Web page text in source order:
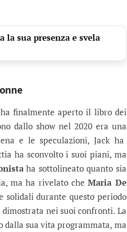
la sua presenza e svela
finalmente aperto il libro dei
dallo show nel 2020 era una
e le speculazioni, Jack ha
ha sconvolto i suoi piani, ma
ha sottolineato quanto sia
ma ha rivelato cheMaria De
durante questo periodo
nei suoi confronti. La
sua vita programmata, ma